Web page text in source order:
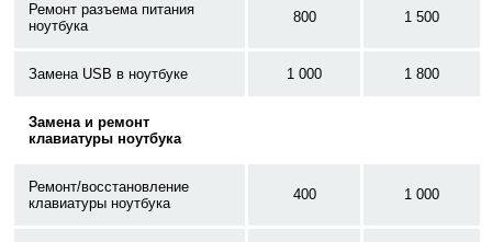
Ремонт разъема питания
ноутбука
800 1 500
Замена USB в ноутбуке 1 000 1 800
Замена и ремонт
клавиатуры ноутбука
Ремонт/восстановление
клавиатуры ноутбука
400 1 000